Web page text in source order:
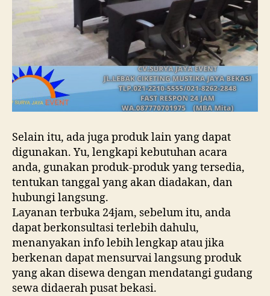
Selain itu, ada juga produk lain yang dapat
digunakan. Yu, lengkapi kebutuhan acara
anda, gunakan produk-produk yang tersedia,
tentukan tanggal yang akan diadakan, dan
hubungi langsung.
Layanan terbuka 24jam, sebelum itu, anda
dapat berkonsultasi terlebih dahulu,
menanyakan info lebih lengkap atau jika
berkenan dapat mensurvai langsung produk
yang akan disewa dengan mendatangi gudang
sewa didaerah pusat bekasi.